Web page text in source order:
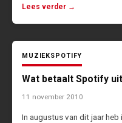
Lees verder →
MUZIEKSPOTIFY
Wat betaalt Spotify
11 november 2010
In augustus van dit jaar heb